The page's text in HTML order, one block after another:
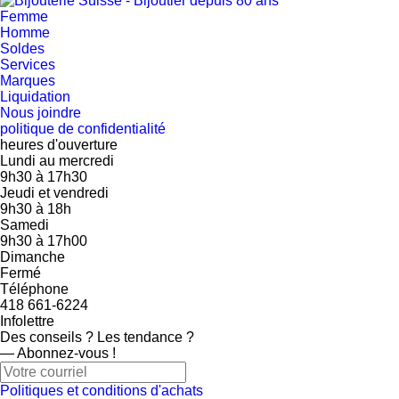
Femme
Homme
Soldes
Services
Marques
Liquidation
Nous joindre
politique de confidentialité
heures d'ouverture
Lundi au mercredi
9h30 à 17h30
Jeudi et vendredi
9h30 à 18h
Samedi
9h30 à 17h00
Dimanche
Fermé
Téléphone
418 661-6224
Infolettre
Des conseils ? Les tendance ?
― Abonnez-vous !
Politiques et conditions d'achats